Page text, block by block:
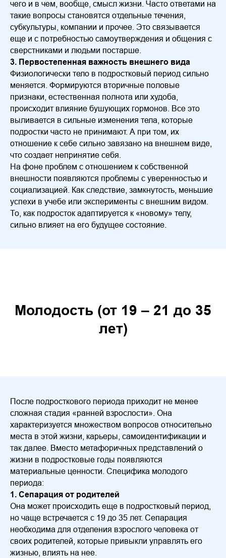
чего и в чем, вообще, смысл жизни. Часто ответами на
такие вопросы становятся отдельные течения,
субкультуры, компании и прочее. Это связывается
еще и с потребностью самоутверждения и общения с
сверстниками и людьми постарше.
3. Первостепенная важность внешнего вида
Физиологически тело в подростковый период сильно
меняется. Формируются вторичные половые
признаки, естественная полнота или худоба,
происходит влияние бушующих гормонов. Все это
выливается в сильные изменения тела, которые
подростки часто не принимают. А при том, их
отношение к себе сильно завязано на внешнем виде,
что создает непринятие себя.
На фоне проблем с отношением к собственной
внешности появляются проблемы с уверенностью и
социализацией. Как следствие, замкнутость, меньшие
успехи в учебе или эксперименты с внешним видом.
То, как подросток адаптируется к «новому» телу,
сильно влияет на его будущее состояние.
Молодость (от 19 – 21 до 35
лет)
После подросткового периода приходит не менее
сложная стадия «ранней взрослости». Она
характеризуется множеством вопросов относительно
места в этой жизни, карьеры, самоидентификации и
так далее. Вместо метафоричных представлений о
жизни в подростковые годы появляются
материальные ценности. Специфика молодого
периода:
1. Сепарация от родителей
Она может происходить еще в подростковый период,
но чаще встречается с 19 до 35 лет. Сепарация
необходима для отделения взрослого человека от
своих родителей, которые привыкли управлять его
жизнью, влиять на нее.